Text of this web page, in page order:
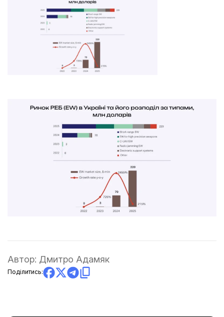
Автор: Дмитро Адамяк
Поділитись: